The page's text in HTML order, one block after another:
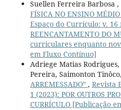
Suellen Ferreira Barbosa ,
FÍSICA NO ENSINO
Espaço do Currículo: v. 16
REENCANTAMENTO DO
curriculares enquanto
em Fluxo Contínuo]
Adriege Matias
Pereira, Saimonton Tinôco,
ARREMESSADO” , Revista
1 (2023): POR OUTROS
CURRÍCULO [Publicação